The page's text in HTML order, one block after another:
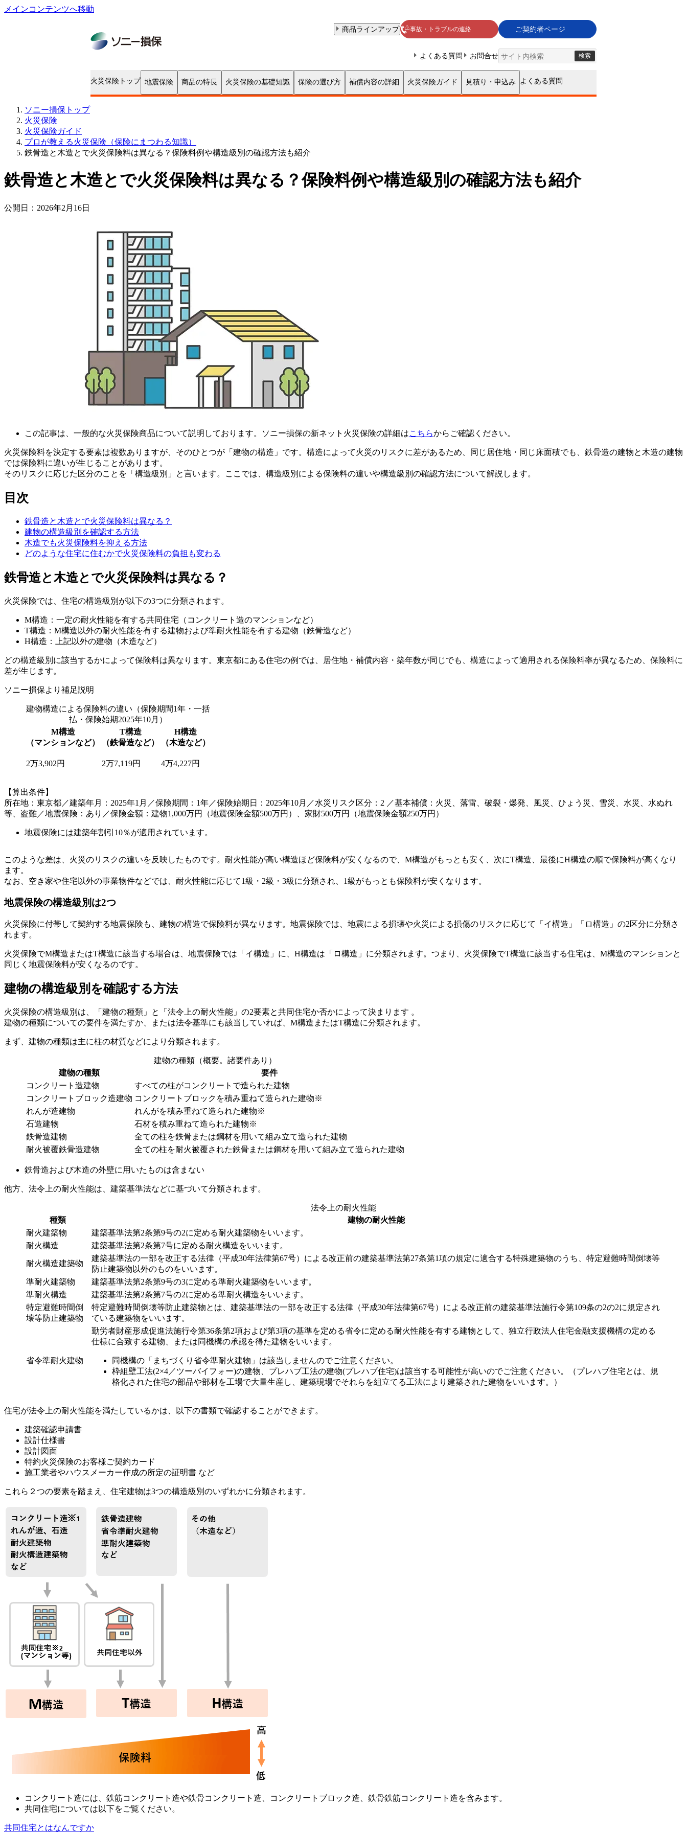
メインコンテンツへ移動
ソニー損保トップ
火災保険
火災保険ガイド
プロが教える火災保険（保険にまつわる知識）
鉄骨造と木造とで火災保険料は異なる？保険料例や構造級別の確認方法も紹介
鉄骨造と木造とで火災保険料は異なる？保険料例や構造級別の確認方法も紹介
公開日： 2026年2月16日
この記事は、一般的な火災保険商品について説明しております。ソニー損保の新ネット火災保険の詳細はこちらからご確認ください。
火災保険料を決定する要素は複数ありますが、そのひとつが「建物の構造」です。構造によって火災のリスクに差があるため、同じ居住地・同じ床面積でも、鉄骨造の建物と木造の建物
では保険料に違いが生じることがあります。
そのリスクに応じた区分のことを「構造級別」と言います。ここでは、構造級別による保険料の違いや構造級別の確認方法について解説します。
目次
鉄骨造と木造とで火災保険料は異なる？
建物の構造級別を確認する方法
木造でも火災保険料を抑える方法
どのような住宅に住むかで火災保険料の負担も変わる
鉄骨造と木造とで火災保険料は異なる？
火災保険では、住宅の構造級別が以下の3つに分類されます。
M構造：一定の耐火性能を有する共同住宅（コンクリート造のマンションなど）
T構造：M構造以外の耐火性能を有する建物および準耐火性能を有する建物（鉄骨造など）
H構造：上記以外の建物（木造など）
どの構造級別に該当するかによって保険料は異なります。東京都にある住宅の例では、居住地・補償内容・築年数が同じでも、構造によって適用される保険料率が異なるため、保険料に
差が生じます。
ソニー損保より補足説明
建物構造による保険料の違い（保険期間1年・一括
払・保険始期2025年10月）
M構造
（マンションなど）
T構造
（鉄骨造など）
H構造
（木造など）
2万3,902円 2万7,119円 4万4,227円
【算出条件】
所在地：東京都／建築年月：2025年1月／保険期間：1年／保険始期日：2025年10月／水災リスク区分：2 ／基本補償：火災、落雷、破裂・爆発、風災、ひょう災、雪災、水災、水ぬれ
等、盗難／地震保険：あり／保険金額：建物1,000万円（地震保険金額500万円）、家財500万円（地震保険金額250万円）
地震保険には建築年割引10％が適用されています。
このような差は、火災のリスクの違いを反映したものです。耐火性能が高い構造ほど保険料が安くなるので、M構造がもっとも安く、次にT構造、最後にH構造の順で保険料が高くなり
ます。
なお、空き家や住宅以外の事業物件などでは、耐火性能に応じて1級・2級・3級に分類され、1級がもっとも保険料が安くなります。
地震保険の構造級別は2つ
火災保険に付帯して契約する地震保険も、建物の構造で保険料が異なります。地震保険では、地震による損壊や火災による損傷のリスクに応じて「イ構造」「ロ構造」の2区分に分類さ
れます。
火災保険でM構造またはT構造に該当する場合は、地震保険では「イ構造」に、H構造は「ロ構造」に分類されます。つまり、火災保険でT構造に該当する住宅は、M構造のマンションと
同じく地震保険料が安くなるのです。
建物の構造級別を確認する方法
火災保険の構造級別は、「建物の種類」と「法令上の耐火性能」の2要素と共同住宅か否かによって決まります 。
建物の種類についての要件を満たすか、または法令基準にも該当していれば、M構造またはT構造に分類されます。
まず、建物の種類は主に柱の材質などにより分類されます。
建物の種類（概要。諸要件あり）
建物の種類
要件
コンクリート造建物
すべての柱がコンクリートで造られた建物
コンクリートブロック造建物 コンクリートブロックを積み重ねて造られた建物※
れんが造建物
れんがを積み重ねて造られた建物※
石造建物
石材を積み重ねて造られた建物※
鉄骨造建物
全ての柱を鉄骨または鋼材を用いて組み立て造られた建物
耐火被覆鉄骨造建物
全ての柱を耐火被覆された鉄骨または鋼材を用いて組み立て造られた建物
鉄骨造および木造の外壁に用いたものは含まない
他方、法令上の耐火性能は、建築基準法などに基づいて分類されます。
法令上の耐火性能
種類
建物の耐火性能
耐火建築物
建築基準法第2条第9号の2に定める耐火建築物をいいます。
耐火構造
建築基準法第2条第7号に定める耐火構造をいいます。
耐火構造建築物
建築基準法の一部を改正する法律（平成30年法律第67号）による改正前の建築基準法第27条第1項の規定に適合する特殊建築物のうち、特定避難時間倒壊等
防止建築物以外のものをいいます。
準耐火建築物
建築基準法第2条第9号の3に定める準耐火建築物をいいます。
準耐火構造
建築基準法第2条第7号の2に定める準耐火構造をいいます。
特定避難時間倒
壊等防止建築物
特定避難時間倒壊等防止建築物とは、建築基準法の一部を改正する法律（平成30年法律第67号）による改正前の建築基準法施行令第109条の2の2に規定され
ている建築物をいいます。
省令準耐火建物
勤労者財産形成促進法施行令第36条第2項および第3項の基準を定める省令に定める耐火性能を有する建物として、独立行政法人住宅金融支援機構の定める
仕様に合致する建物、または同機構の承認を得た建物をいいます。
同機構の「まちづくり省令準耐火建物」は該当しませんのでご注意ください。
枠組壁工法(2×4／ツーバイフォー)の建物、プレハブ工法の建物(プレハブ住宅)は該当する可能性が高いのでご注意ください。（プレハブ住宅とは、規
格化された住宅の部品や部材を工場で大量生産し、建築現場でそれらを組立てる工法により建築された建物をいいます。）
住宅が法令上の耐火性能を満たしているかは、以下の書類で確認することができます。
建築確認申請書
設計仕様書
設計図面
特約火災保険のお客様ご契約カード
施工業者やハウスメーカー作成の所定の証明書 など
これら２つの要素を踏まえ、住宅建物は3つの構造級別のいずれかに分類されます。
コンクリート造には、鉄筋コンクリート造や鉄骨コンクリート造、コンクリートブロック造、鉄骨鉄筋コンクリート造を含みます。
共同住宅については以下をご覧ください。
共同住宅とはなんですか